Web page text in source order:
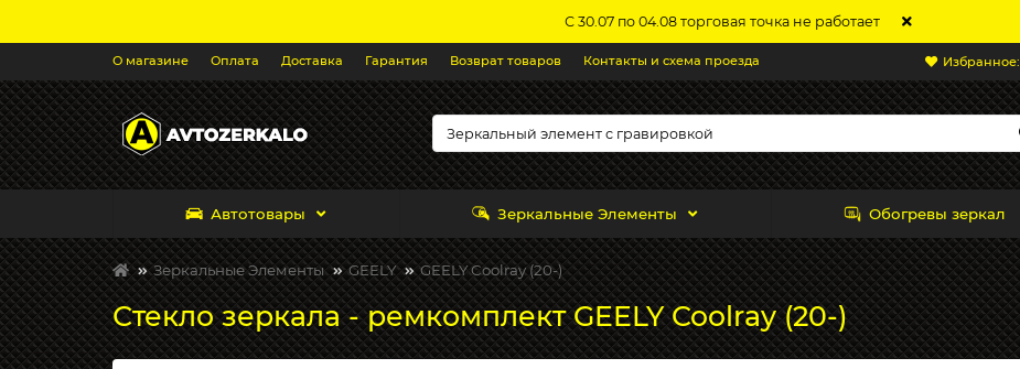
С 30.07 по 04.08 торговая точка не работает
Избранное:
О магазине Оплата Доставка Гарантия Возврат товаров Контакты и схема проезда
Автотовары Зеркальные Элементы Обогревы зеркал
Зеркальные Элементы GEELY GEELY Coolray (20-)
Стекло зеркала - ремкомплект GEELY Coolray (20-)